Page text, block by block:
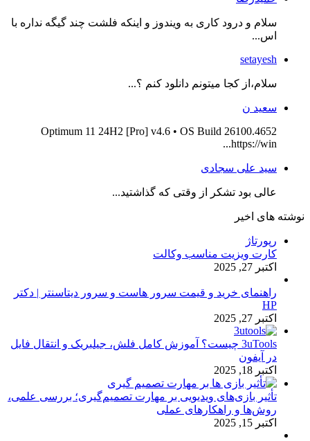
سلام و درود کاری به ویندوز و اینکه فلشت چند گیگه نداره با
اس...
setayesh
سلام،از کجا میتونم دانلود کنم ؟...
سعید ن
Optimum 11 24H2 [Pro] v4.6 • OS Build 26100.4652
https://win...
سید علی سجادی
عالی بود تشکر از وقتی که گذاشتید...
نوشته های اخیر
رپورتاژ
کارت ویزیت مناسب وکالت
اکتبر 27, 2025
راهنمای خرید و قیمت سرور هاست و سرور دیتاسنتر | دکتر
HP
اکتبر 27, 2025
3uTools چیست؟ آموزش کامل فلش، جیلبریک و انتقال فایل
در آیفون
اکتبر 18, 2025
تأثیر بازی‌های ویدیویی بر مهارت تصمیم‌گیری؛ بررسی علمی،
روش‌ها و راهکارهای عملی
اکتبر 15, 2025